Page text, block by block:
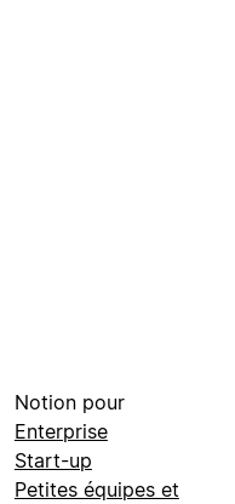
Notion pour
Enterprise
Start-up
Petites équipes et